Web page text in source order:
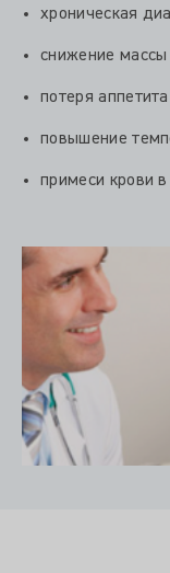
хроническая
снижение массы
потеря аппетита
повышение
примеси крови в